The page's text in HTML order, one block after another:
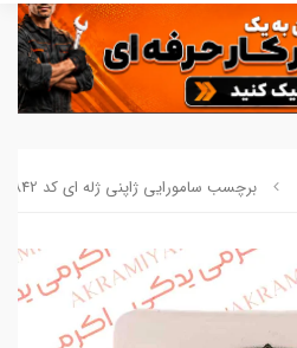
برچسب سامورایی ژاپنی ژله ای کد 092842